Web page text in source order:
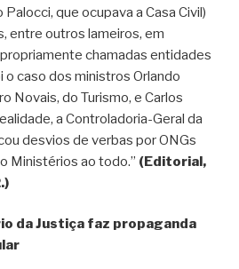
que ocupava a Casa Civil)
entre outros lameiros, em
chamadas entidades
o caso dos ministros Orlando
Novais, do Turismo, e Carlos
a Controladoria-Geral da
desvios de verbas por ONGs
Ministérios ao todo.” (Editorial,
da Justiça faz propaganda